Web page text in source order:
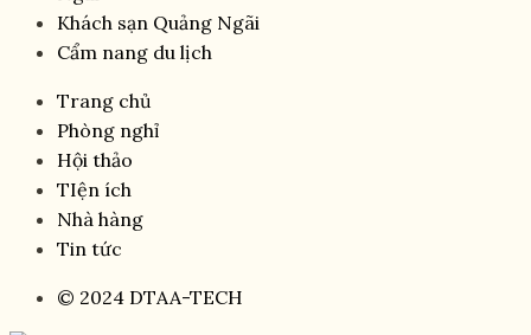
Khách sạn Quảng Ngãi
Cẩm nang du lịch
Trang chủ
Phòng nghỉ
Hội thảo
TIện ích
Nhà hàng
Tin tức
© 2024 DTAA-TECH